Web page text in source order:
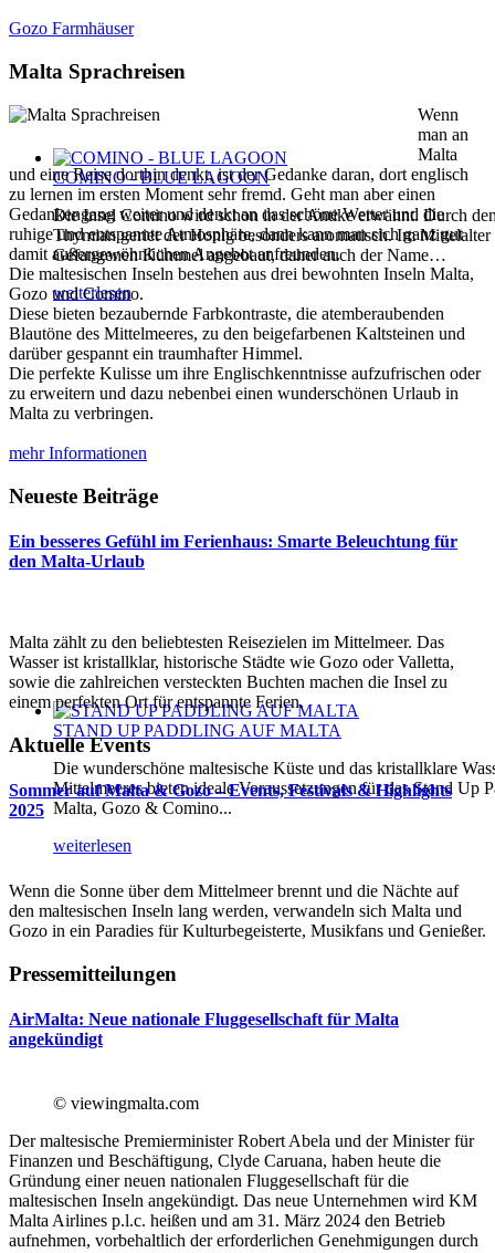
COMINO - BLUE LAGOON
Die Insel Comino wird schon in der Antike erwähnt. Durch
Thymian geriet der Honig besonders aromatisch. Im
Gefangenen Kümmel angebaut, daher auch der Name…
weiterlesen
STAND UP PADDLING AUF MALTA
Die wunderschöne maltesische Küste und das kristallklare
Mittelmeeres bieten ideale Voraussetzungen für das Stand Up
Malta, Gozo & Comino...
weiterlesen
Gozo Farmhäuser
Malta Sprachreisen
Wenn
man an
Malta
und eine Reise dorthin denkt, ist der Gedanke daran, dort englisch
zu lernen im ersten Moment sehr fremd. Geht man aber einen
Gedankengang weiter und denkt an das schöne Wetter und die
ruhige und entspannte Atmosphäre, dann kann man sich ganz gut
damit außergewöhnlichen Angebot anfreunden.
Die maltesischen Inseln bestehen aus drei bewohnten Inseln Malta,
Gozo und Comino.
Diese bieten bezaubernde Farbkontraste, die atemberaubenden
Blautöne des Mittelmeeres, zu den beigefarbenen Kaltsteinen und
darüber gespannt ein traumhafter Himmel.
Die perfekte Kulisse um ihre Englischkenntnisse aufzufrischen oder
zu erweitern und dazu nebenbei einen wunderschönen Urlaub in
Malta zu verbringen.
mehr Informationen
Neueste Beiträge
Ein besseres Gefühl im Ferienhaus: Smarte Beleuchtung für
den Malta-Urlaub
Malta zählt zu den beliebtesten Reisezielen im Mittelmeer. Das
Wasser ist kristallklar, historische Städte wie Gozo oder Valletta,
sowie die zahlreichen versteckten Buchten machen die Insel zu
einem perfekten Ort für entspannte Ferien.
Aktuelle Events
Sommer auf Malta & Gozo – Events, Festivals & Highlights
2025
Wenn die Sonne über dem Mittelmeer brennt und die Nächte auf
den maltesischen Inseln lang werden, verwandeln sich Malta und
Gozo in ein Paradies für Kulturbegeisterte, Musikfans und Genießer.
Pressemitteilungen
AirMalta: Neue nationale Fluggesellschaft für Malta
angekündigt
© viewingmalta.com
Der maltesische Premierminister Robert Abela und der Minister für
Finanzen und Beschäftigung, Clyde Caruana, haben heute die
Gründung einer neuen nationalen Fluggesellschaft für die
maltesischen Inseln angekündigt. Das neue Unternehmen wird KM
Malta Airlines p.l.c. heißen und am 31. März 2024 den Betrieb
aufnehmen, vorbehaltlich der erforderlichen Genehmigungen durch